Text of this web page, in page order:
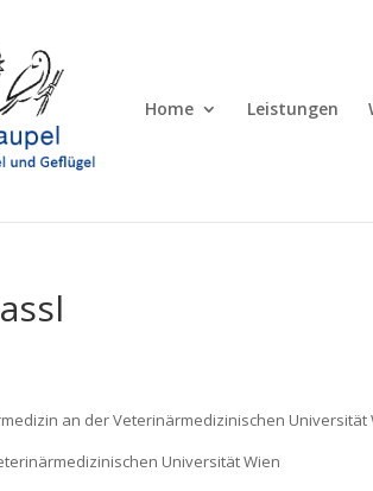
Home Leistungen
an der Veterinärmedizinischen Universität
Universität Wien